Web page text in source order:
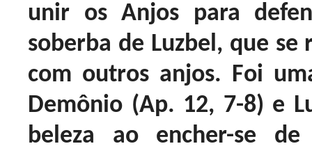
unir os Anjos para
soberba de Luzbel, que
com outros anjos. Foi
Demônio (Ap. 12, 7-8) e
beleza ao encher-se